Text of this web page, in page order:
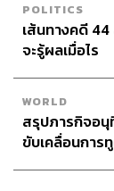
POLITICS
เส้นทางคดี
จะรู้ผลเมื่อไร
WORLD
สรุปภารกิจอนุ
ขับเคลื่อนการ